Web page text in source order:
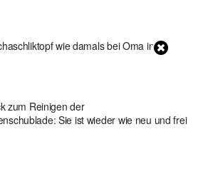
wie damals bei Oma in 1
zum Reinigen der
Sie ist wieder wie neu und frei